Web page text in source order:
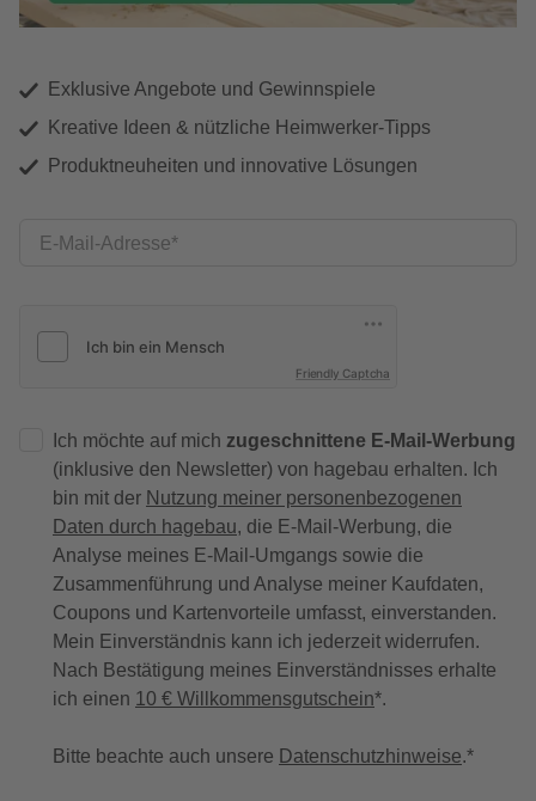
Exklusive Angebote und Gewinnspiele
Kreative Ideen & nützliche Heimwerker-Tipps
Produktneuheiten und innovative Lösungen
E-Mail-Adresse
Friendly Captcha
Ich möchte auf mich zugeschnittene E-Mail-Werbung
(inklusive den Newsletter) von hagebau erhalten. Ich
bin mit der Nutzung meiner personenbezogenen
Daten durch hagebau, die E-Mail-Werbung, die
Analyse meines E-Mail-Umgangs sowie die
Zusammenführung und Analyse meiner Kaufdaten,
Coupons und Kartenvorteile umfasst, einverstanden.
Mein Einverständnis kann ich jederzeit widerrufen.
Nach Bestätigung meines Einverständnisses erhalte
ich einen 10 € Willkommensgutschein*.
Bitte beachte auch unsere Datenschutzhinweise.